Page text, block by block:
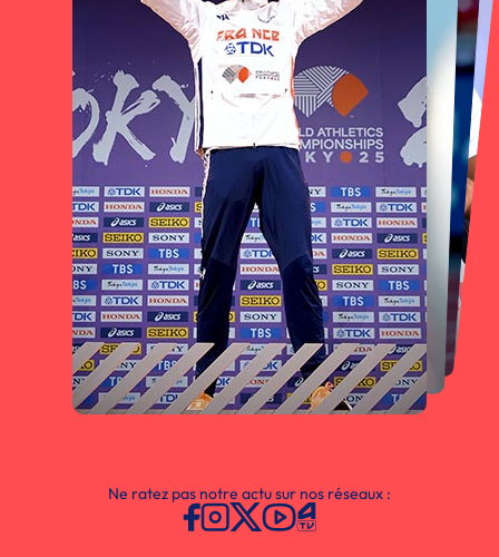
Ne ratez pas notre actu sur nos réseaux :